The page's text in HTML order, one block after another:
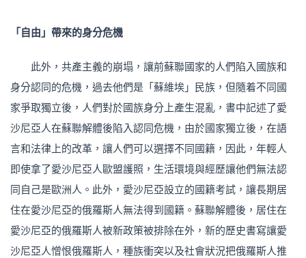
「自由」帶來的身分危機
此外，共產主義的崩塌，讓前蘇聯國家的人們陷入國族和
身分認同的危機，過去他們是「蘇維埃」民族，但隨着不同國
家爭取獨立後，人們對於國族身分上產生混亂，書中記述了愛
沙尼亞人在蘇聯解體後陷入認同危機，由於國家獨立後，在語
言和法律上的改革，讓人們可以選擇不同國籍，因此，年輕人
即使拿了愛沙尼亞人歐盟護照，生活環境與經歷讓他們無法認
同自己是歐洲人。此外，愛沙尼亞設立的國籍考試，讓長期居
住在愛沙尼亞的俄羅斯人無法得到國籍。蘇聯解體後，居住在
愛沙尼亞的俄羅斯人被新政策被排除在外，新的歷史書寫讓愛
沙尼亞人憎恨俄羅斯人，種族衝突以及社會狀況把俄羅斯人推